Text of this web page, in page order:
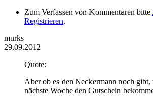
Zum Verfassen von Kommentaren bitte
Registrieren.
murks
29.09.2012
Quote:
Aber ob es den Neckermann noch gibt,
nächste Woche den Gutschein